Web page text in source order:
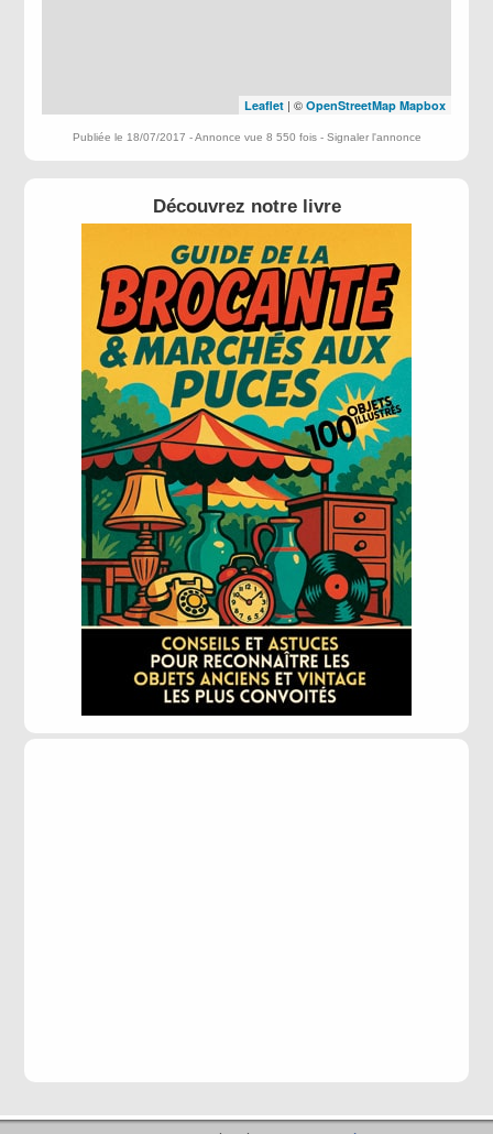
Leaflet| © OpenStreetMap Mapbox
Publiée le 18/07/2017 - Annonce vue 8 550 fois - Signaler l'annonce
Découvrez notre livre